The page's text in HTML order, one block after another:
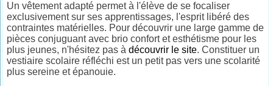
Un vêtement adapté permet à l'élève de se focaliser
exclusivement sur ses apprentissages, l'esprit libéré des
contraintes matérielles. Pour découvrir une large gamme de
pièces conjuguant avec brio confort et esthétisme pour les
plus jeunes, n'hésitez pas àdécouvrir le site. Constituer un
vestiaire scolaire réfléchi est un petit pas vers une scolarité
plus sereine et épanouie.